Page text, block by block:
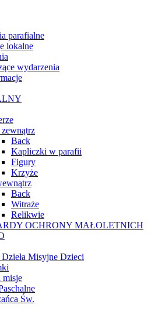
parafialne
lokalne
wydarzenia
Back
Kapliczki w parafii
Figury
Krzyże
Back
Witraże
Relikwie
OCHRONY MAŁOLETNICH
Dzieła Misyjne Dzieci
misje
Św.